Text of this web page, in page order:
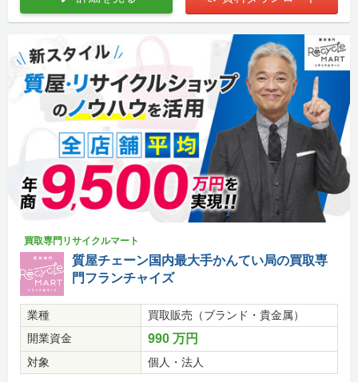
買取専門リサイクルマート
質屋チェーン国内最大手かんてい局の買取専
門フランチャイズ
業種
買取販売（ブランド・貴金属）
開業資金
990 万円
対象 個人・法人